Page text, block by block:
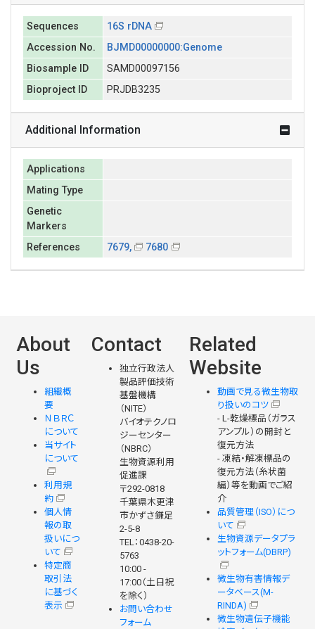
Sequences
16S rDNA
Accession No.
BJMD00000000:Genome
Biosample ID
SAMD00097156
Bioproject ID
PRJDB3235
Additional Information
Applications
Mating Type
Genetic
Markers
References
7679, 7680
About
Us
組織概
要
ＮＢＲＣ
について
当サイト
について
利用規
約
個人情
報の取
扱いにつ
いて
特定商
取引法
に基づく
表示
Contact
独立行政法人
製品評価技術
基盤機構
（NITE）
バイオテクノロ
ジーセンター
（NBRC）
生物資源利用
促進課
〒292-0818
千葉県木更津
市かずさ鎌足
2-5-8
TEL：0438-20-
5763
10:00 -
17:00（土日祝
を除く）
お問い合わせ
フォーム
Related
Website
動画で見る微生物取
り扱いのコツ
- L-乾燥標品（ガラス
アンプル）の開封と
復元方法
- 凍結・解凍標品の
復元方法（糸状菌
編）等を動画でご紹
介
品質管理（ISO）につ
いて
生物資源データプラ
ットフォーム(DBRP)
微生物有害情報デ
ータベース(M-
RINDA)
微生物遺伝子機能